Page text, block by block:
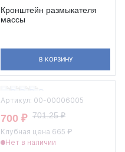
Кронштейн размыкателя
массы
В КОРЗИНУ
Артикул: 00-00006005
700 ₽ 701.25 ₽
Клубная цена 665 ₽
Нет в наличии